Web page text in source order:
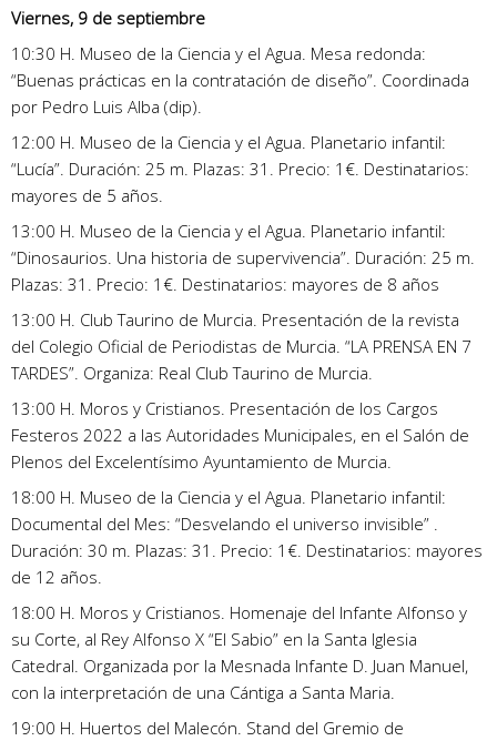
Viernes, 9 de septiembre
10:30 H. Museo de la Ciencia y el Agua. Mesa redonda:
“Buenas prácticas en la contratación de diseño”. Coordinada
por Pedro Luis Alba (dip).
12:00 H. Museo de la Ciencia y el Agua. Planetario infantil:
“Lucía”. Duración: 25 m. Plazas: 31. Precio: 1€. Destinatarios:
mayores de 5 años.
13:00 H. Museo de la Ciencia y el Agua. Planetario infantil:
“Dinosaurios. Una historia de supervivencia”. Duración: 25 m.
Plazas: 31. Precio: 1€. Destinatarios: mayores de 8 años
13:00 H. Club Taurino de Murcia. Presentación de la revista
del Colegio Oficial de Periodistas de Murcia. “LA PRENSA EN 7
TARDES”. Organiza: Real Club Taurino de Murcia.
13:00 H. Moros y Cristianos. Presentación de los Cargos
Festeros 2022 a las Autoridades Municipales, en el Salón de
Plenos del Excelentísimo Ayuntamiento de Murcia.
18:00 H. Museo de la Ciencia y el Agua. Planetario infantil:
Documental del Mes: “Desvelando el universo invisible” .
Duración: 30 m. Plazas: 31. Precio: 1€. Destinatarios: mayores
de 12 años.
18:00 H. Moros y Cristianos. Homenaje del Infante Alfonso y
su Corte, al Rey Alfonso X “El Sabio” en la Santa Iglesia
Catedral. Organizada por la Mesnada Infante D. Juan Manuel,
con la interpretación de una Cántiga a Santa Maria.
19:00 H. Huertos del Malecón. Stand del Gremio de